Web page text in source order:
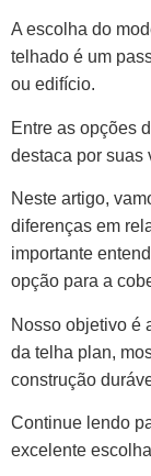
A escolha do
telhado é um
ou edifício.
Entre as opções
destaca por suas
Neste artigo,
diferenças em
importante
opção para a
Nosso objetivo é
da telha plan,
construção
Continue lendo
excelente